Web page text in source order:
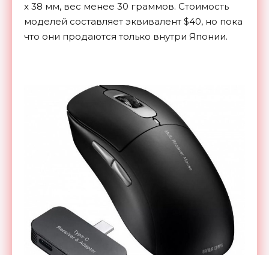
x 38 мм, вес менее 30 граммов. Стоимость
моделей составляет эквивалент $40, но пока
что они продаются только внутри Японии.